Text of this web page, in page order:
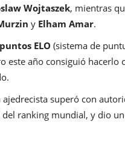
Wojtaszek, mientras
y Elham Amar.
ELO (sistema de
este año consiguió hacerlo
superó con
ranking mundial, y dio